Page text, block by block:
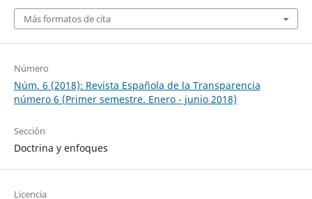
Más formatos de cita
Número
Núm. 6 (2018): Revista Española de la Transparencia
número 6 (Primer semestre. Enero - junio 2018)
Sección
Doctrina y enfoques
Licencia